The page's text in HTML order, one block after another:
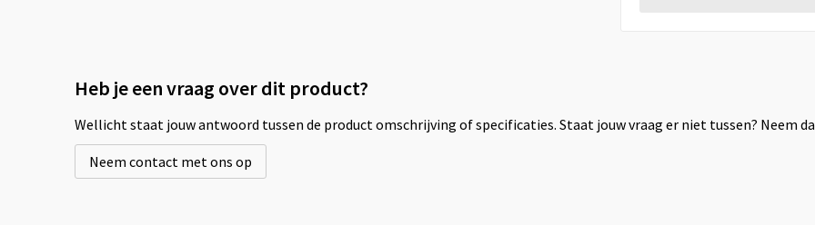
Heb je een vraag over dit product?
Wellicht staat jouw antwoord tussen de product omschrijving of specificaties. Staat jouw vraag er niet tussen? Neem
Neem contact met ons op